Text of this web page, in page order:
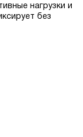
нагрузки и
без